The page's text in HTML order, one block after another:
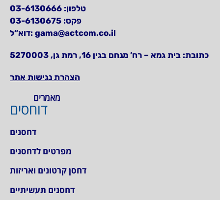
טלפון: 03-6130666
פקס: 03-6130675
דוא”ל: gama@actcom.co.il
כתובת: בית גמא – רח’ מנחם בגין 16, רמת גן, 5270003
הצהרת נגישות אתר
מאמרים
דוחסים
דחסנים
מפרטים לדחסנים
דחסן קרטונים ואריזות
דחסנים תעשיתיים